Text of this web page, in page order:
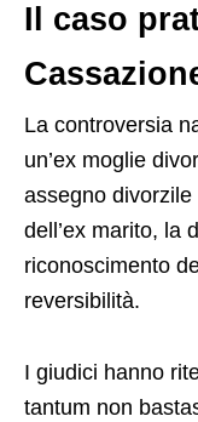
Il caso
La controversia
un’ex moglie
assegno
dell’ex marito, la
riconoscimento
reversibilità.
I giudici hanno
tantum non